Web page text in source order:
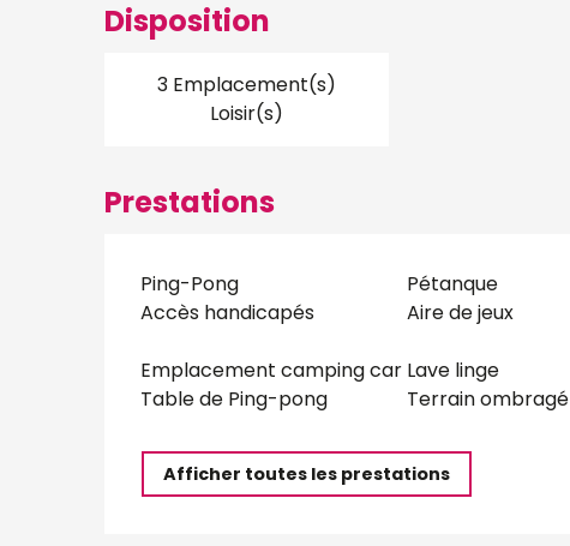
Disposition
3 Emplacement(s)
Loisir(s)
Prestations
Ping-Pong Pétanque
Accès handicapés
Aire de jeux
Emplacement camping car Lave linge
Table de Ping-pong
Terrain ombragé
Afficher toutes les prestations